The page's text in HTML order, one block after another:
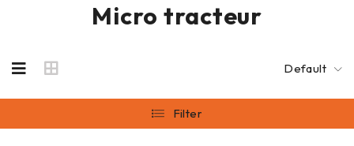
Micro tracteur
Default
Filter